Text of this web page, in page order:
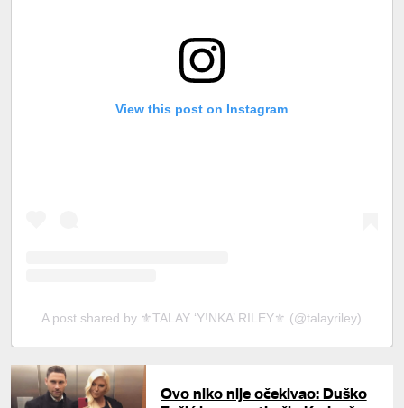
View this post on Instagram
A post shared by ⚜️TALAY ‘Y!NKA’ RILEY⚜️ (@talayriley)
Ovo niko nije očekivao: Duško